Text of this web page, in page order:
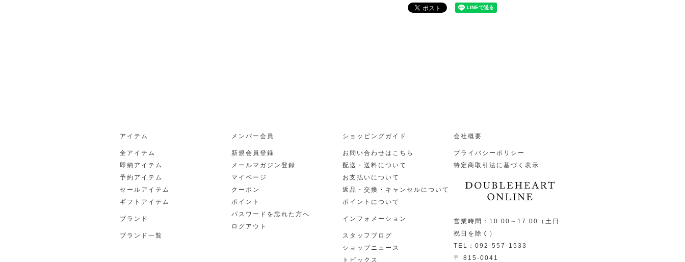
アイテム
全アイテム
即納アイテム
予約アイテム
セールアイテム
ギフトアイテム
ブランド
ブランド一覧
メンバー会員
新規会員登録
メールマガジン登録
マイページ
クーポン
ポイント
パスワードを忘れた方へ
ログアウト
ショッピングガイド
お問い合わせはこちら
配送・送料について
お支払いについて
返品・交換・キャンセルについて
ポイントについて
インフォメーション
スタッフブログ
ショップニュース
トピックス
会社概要
プライバシーポリシー
特定商取引法に基づく表示
営業時間：10:00～17:00（土日
祝日を除く）
TEL：092-557-1533
〒 815-0041